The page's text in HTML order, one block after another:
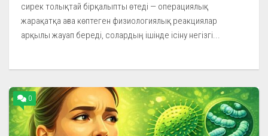
сирек толықтай бірқалыпты өтеді — операциялық
жарақатқа ағза көптеген физиологиялық реакциялар
арқылы жауап береді, солардың ішінде ісіну негізгі...
0